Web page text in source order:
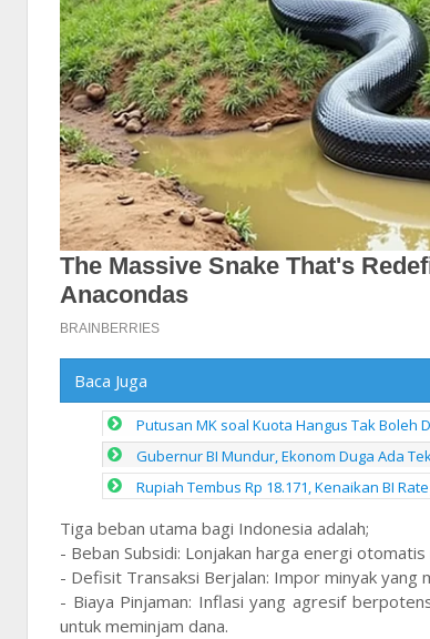
Baca Juga
Putusan MK soal Kuota Hangus Tak Boleh
Gubernur BI Mundur, Ekonom Duga Ada
Rupiah Tembus Rp 18.171, Kenaikan BI
Tiga beban utama bagi Indonesia adalah;
- Beban Subsidi: Lonjakan harga energi
- Defisit Transaksi Berjalan: Impor minyak yang
- Biaya Pinjaman: Inflasi yang agresif
untuk meminjam dana.